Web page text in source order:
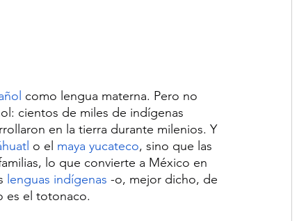
como lengua materna. Pero no
cientos de miles de indígenas
en la tierra durante milenios. Y
o el maya yucateco, sino que las
lo que convierte a México en
lenguas indígenas -o, mejor dicho, de
es el totonaco.